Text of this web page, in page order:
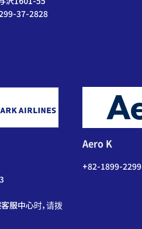
37-2828
服中心时，请拨
Aero K
+82-1899-2299